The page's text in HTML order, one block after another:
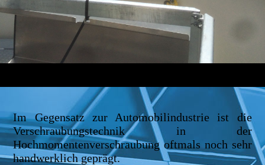
Im Gegensatz zur Automobilindustrie ist die
Verschraubungstechnik in der
Hochmomentenverschraubung oftmals noch sehr
handwerklich geprägt.